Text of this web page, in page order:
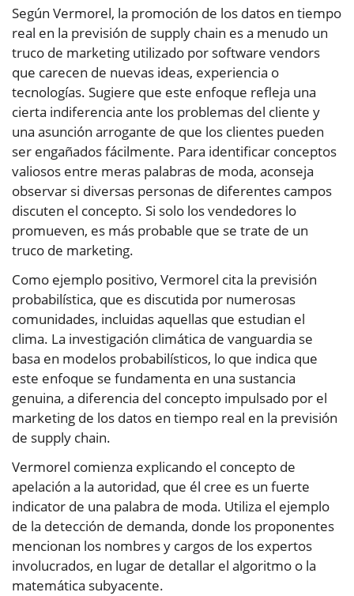
Según Vermorel, la promoción de los datos en tiempo
real en la previsión de supply chain es a menudo un
truco de marketing utilizado por software vendors
que carecen de nuevas ideas, experiencia o
tecnologías. Sugiere que este enfoque refleja una
cierta indiferencia ante los problemas del cliente y
una asunción arrogante de que los clientes pueden
ser engañados fácilmente. Para identificar conceptos
valiosos entre meras palabras de moda, aconseja
observar si diversas personas de diferentes campos
discuten el concepto. Si solo los vendedores lo
promueven, es más probable que se trate de un
truco de marketing.
Como ejemplo positivo, Vermorel cita la previsión
probabilística, que es discutida por numerosas
comunidades, incluidas aquellas que estudian el
clima. La investigación climática de vanguardia se
basa en modelos probabilísticos, lo que indica que
este enfoque se fundamenta en una sustancia
genuina, a diferencia del concepto impulsado por el
marketing de los datos en tiempo real en la previsión
de supply chain.
Vermorel comienza explicando el concepto de
apelación a la autoridad, que él cree es un fuerte
indicator de una palabra de moda. Utiliza el ejemplo
de la detección de demanda, donde los proponentes
mencionan los nombres y cargos de los expertos
involucrados, en lugar de detallar el algoritmo o la
matemática subyacente.